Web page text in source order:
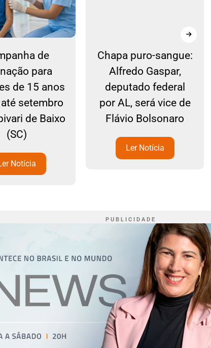
de
para
de 15 anos
setembro
de Baixo
(SC)
Notícia
Chapa puro-sangue:
Alfredo Gaspar,
deputado federal
por AL, será vice de
Flávio Bolsonaro
Ler Notícia
P U B L I C I D A D E